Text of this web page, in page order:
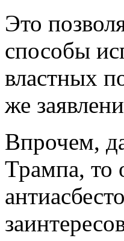
Это
способы
властных
же
Впрочем,
Трампа, то